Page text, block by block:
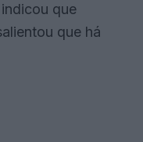
que
que há